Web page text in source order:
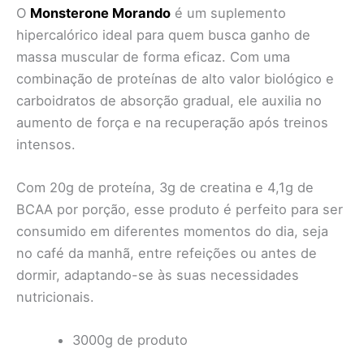
O Monsterone Morando é um suplemento
hipercalórico ideal para quem busca ganho de
massa muscular de forma eficaz. Com uma
combinação de proteínas de alto valor biológico e
carboidratos de absorção gradual, ele auxilia no
aumento de força e na recuperação após treinos
intensos.
Com 20g de proteína, 3g de creatina e 4,1g de
BCAA por porção, esse produto é perfeito para ser
consumido em diferentes momentos do dia, seja
no café da manhã, entre refeições ou antes de
dormir, adaptando-se às suas necessidades
nutricionais.
3000g de produto